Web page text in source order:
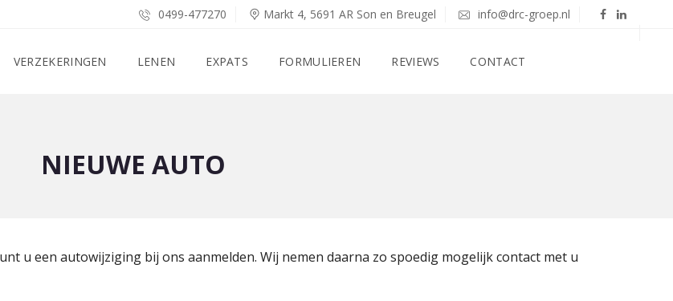
0499-477270 Markt 4, 5691 AR Son en Breugel info@drc-groep.nl
VERZEKERINGEN LENEN EXPATS FORMULIEREN REVIEWS CONTACT
NIEUWE AUTO
u een autowijziging bij ons aanmelden. Wij nemen daarna zo spoedig mogelijk contact met u